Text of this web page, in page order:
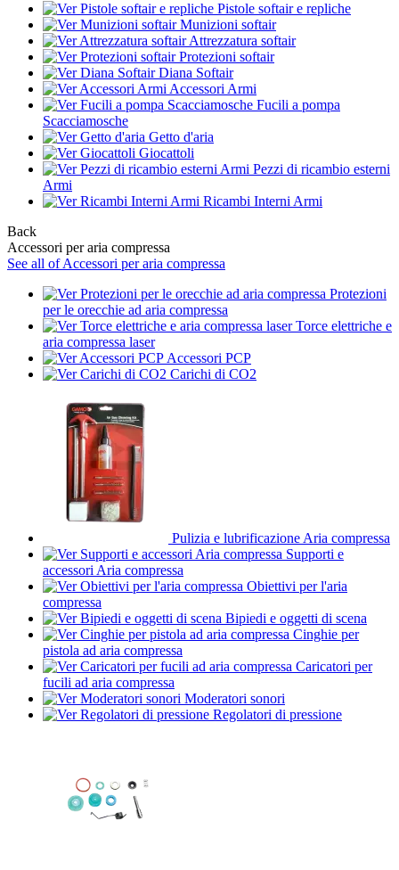
Pistole softair e repliche
Munizioni softair
Attrezzatura softair
Protezioni softair
Diana Softair
Accessori Armi
Fucili a pompa
Scacciamosche
Getto d'aria
Giocattoli
Pezzi di ricambio esterni
Armi
Ricambi Interni Armi
Back
Accessori per aria compressa
See all of Accessori per aria compressa
Protezioni
per le orecchie ad aria compressa
Torce elettriche e
aria compressa laser
Accessori PCP
Carichi di CO2
Pulizia e lubrificazione Aria compressa
Supporti e
accessori Aria compressa
Obiettivi per l'aria
compressa
Bipiedi e oggetti di scena
Cinghie per
pistola ad aria compressa
Caricatori per
fucili ad aria compressa
Moderatori sonori
Regolatori di pressione